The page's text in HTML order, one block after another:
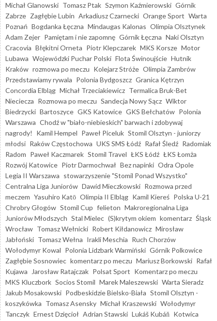
Michał Glanowski Tomasz Ptak Szymon Kaźmierowski Górnik
Zabrze Zagłębie Lubin Arkadiusz Czarnecki Orange Sport Warta
Poznań Bogdanka Łęczna Mindaugas Kalonas Olimpia Olsztynek
Adam Zejer Pamiętam i nie zapomnę Górnik Łęczna Naki Olsztyn
Cracovia Błękitni Orneta Piotr Klepczarek MKS Korsze Motor
Lubawa Wojewódzki Puchar Polski Flota Świnoujście Hutnik
Kraków rozmowa po meczu Kolejarz Stróże Olimpia Zambrów
Przedstawiamy rywala Polonia Bydgoszcz Granica Kętrzyn
Concordia Elbląg Michał Trzeciakiewicz Termalica Bruk-Bet
Nieciecza Rozmowa po meczu Sandecja Nowy Sącz Wiktor
Biedrzycki Bartoszyce GKS Katowice GKS Bełchatów Polonia
Warszawa Chodź w "biało-niebieskich" barwach i zdobywaj
nagrody!
Kamil Hempel Paweł Piceluk Stomil Olsztyn - juniorzy
młodsi Raków Częstochowa UKS SMS Łódź Rafał Śledź Radomiak
Radom Paweł Kaczmarek Stomil Travel ŁKS Łódź ŁKS Łomża
Rozwój Katowice Piotr Darmochwał Bez napinki Odra Opole
Legia II Warszawa stowarzyszenie "Stomil Ponad Wszystko"
Centralna Liga Juniorów Dawid Mieczkowski Rozmowa przed
meczem Yasuhiro Katō Olimpia II Elbląg Kamil Kiereś Polska U-21
Chrobry Głogów Stomil Cup felieton Makroregionalna Liga
Juniorów Młodszych Stal Mielec (S)krytym okiem komentarz Śląsk
Wrocław Tomasz Wełnicki Robert Kiłdanowicz Mirosław
Jabłoński Tomasz Wełna Irakli Meschia Ruch Chorzów
Wołodymyr Kowal Polonia Lidzbark Warmiński Górnik Polkowice
Zagłębie Sosnowiec komentarz po meczu Mariusz Borkowski Rafał
Kujawa
Jarosław Ratajczak Polsat Sport Komentarz po meczu
MKS Kluczbork Socios Stomil Marek Maleszewski Warta Sieradz
Jakub Mosakowski Podbeskidzie Bielsko-Biała Stomil Olsztyn -
koszykówka Tomasz Asensky Michał Kraszewski Wołodymyr
Tanczyk Ernest Dzięcioł Adrian Stawski Lukáš Kubáň Kotwica